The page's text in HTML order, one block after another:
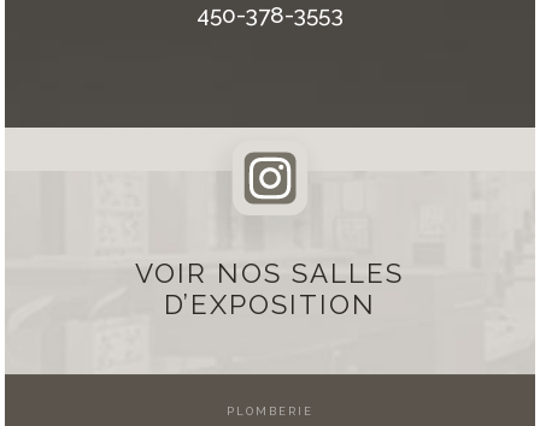
450-378-3553
VOIR NOS SALLES
D’EXPOSITION
PLOMBERIE